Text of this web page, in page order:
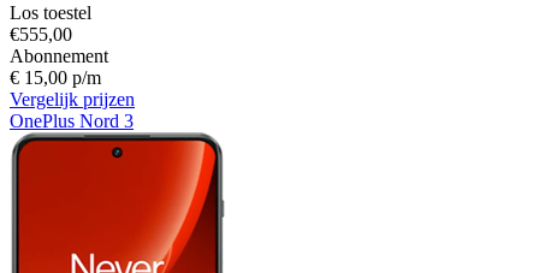
Los toestel
€555,00
Abonnement
€ 15,00 p/m
Vergelijk prijzen
OnePlus Nord 3